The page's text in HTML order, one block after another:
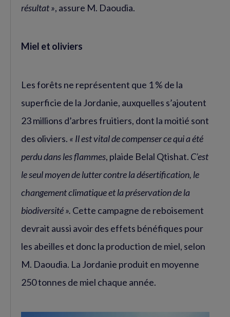
résultat », assure M. Daoudia.
Miel et oliviers
Les forêts ne représentent que 1 % de la
superficie de la Jordanie, auxquelles s’ajoutent
23 millions d’arbres fruitiers, dont la moitié sont
des oliviers. « Il est vital de compenser ce qui a été
perdu dans les flammes, plaide Belal Qtishat. C’est
le seul moyen de lutter contre la désertification, le
changement climatique et la préservation de la
biodiversité ». Cette campagne de reboisement
devrait aussi avoir des effets bénéfiques pour
les abeilles et donc la production de miel, selon
M. Daoudia. La Jordanie produit en moyenne
250 tonnes de miel chaque année.